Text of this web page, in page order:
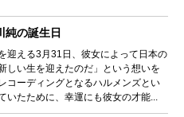
純の誕生日
迎える3月31日、彼女によって日本の
しい生を迎えたのだ」という想いを
コーディングとなるハルメンズとい
いたために、幸運にも彼女の才能...